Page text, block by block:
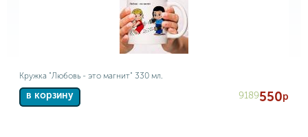
Кружка "Любовь - это магнит" 330 мл.
в корзину 9189550р